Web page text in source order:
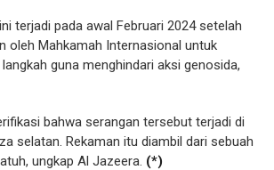
terjadi pada awal Februari 2024 setelah
oleh Mahkamah Internasional untuk
guna menghindari aksi genosida,
bahwa serangan tersebut terjadi di
selatan. Rekaman itu diambil dari sebuah
ungkap Al Jazeera. (*)